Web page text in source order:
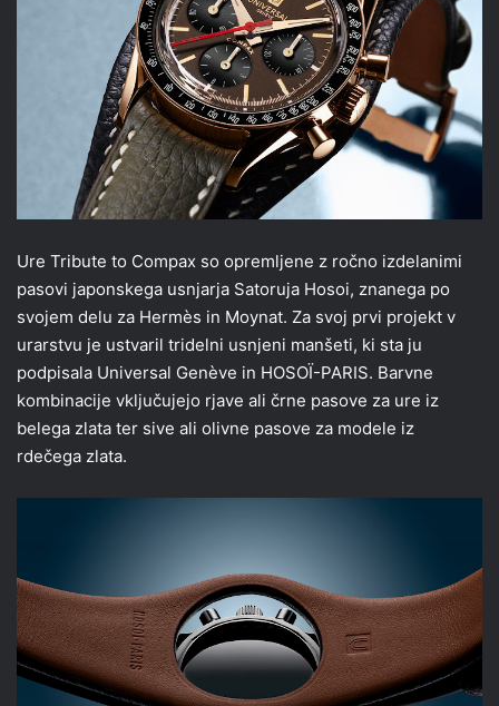
Ure Tribute to Compax so opremljene z ročno izdelanimi
pasovi japonskega usnjarja Satoruja Hosoi, znanega po
svojem delu za Hermès in Moynat. Za svoj prvi projekt v
urarstvu je ustvaril tridelni usnjeni manšeti, ki sta ju
podpisala Universal Genève in HOSOÏ-PARIS. Barvne
kombinacije vključujejo rjave ali črne pasove za ure iz
belega zlata ter sive ali olivne pasove za modele iz
rdečega zlata.